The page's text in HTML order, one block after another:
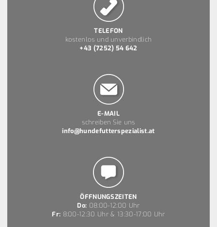
TELEFON
kostenlos und unverbindlich
+43 (7252) 54 642
E-MAIL
schreiben Sie uns
info@hundefutterspezialist.at
ÖFFNUNGSZEITEN
Do: 08:00-12:00 Uhr
Fr: 8:00-12:30 Uhr & 13:30-17:00 Uhr